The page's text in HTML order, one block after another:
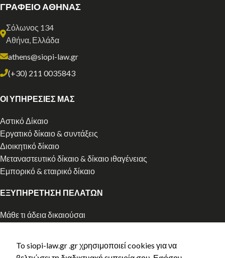
ΓΡΑΦΕΙΟ ΑΘΗΝΑΣ
Σόλωνος 134
Αθήνα, Ελλάδα
athens@siopi-law.gr
(+30) 211 0035843
ΟΙ ΥΠΗΡΕΣΙΕΣ ΜΑΣ
Αστικό Δίκαιο
Εργατικό δίκαιο & συντάξεις
Διοικητικό δίκαιο
Μεταναστευτικό δίκαιο & δίκαιο ιθαγένειας
Εμπορικό & εταιρικό δίκαιο
ΕΞΥΠΗΡΕΤΗΣΗ ΠΕΛΑΤΩΝ
Μάθε τι άδεια δικαιούσαι
Ελληνική Ιθαγένεια
To siopi-law.gr .gr χρησιμοποιεί cookies για να